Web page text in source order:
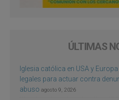
ÚLTIMAS
Iglesia católica en USA y
legales para actuar contra
abuso agosto 9, 2026